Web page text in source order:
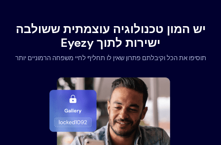
יש המון טכנולוגיה עוצמתית ששולבה
ישירות לתוך Eyezy
תוסיפו את הכל וקיבלתם פתרון שאין לו תחליף לחיי משפחה הרמוניים יותר